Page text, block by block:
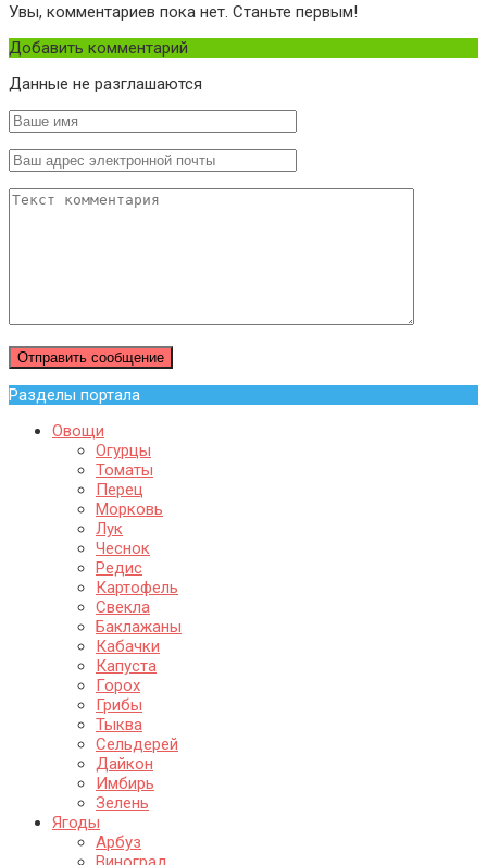
Увы, комментариев пока нет. Станьте первым!
Добавить комментарий
Данные не разглашаются
Разделы портала
Овощи
Огурцы
Томаты
Перец
Морковь
Лук
Чеснок
Редис
Картофель
Свекла
Баклажаны
Кабачки
Капуста
Горох
Грибы
Тыква
Сельдерей
Дайкон
Имбирь
Зелень
Ягоды
Арбуз